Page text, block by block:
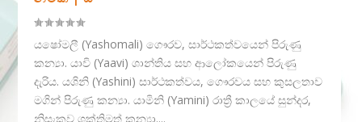
යෂෝමලී (Yashomali) ගෞරව, සාර්ථකත්වයෙන් පිරුණු
කන්‍යා. යාවි (Yaavi) ශාන්තිය සහ ආලෝකයෙන් පිරුණු
දැරිය. යශිනි (Yashini) සාර්ථකත්වය, ගෞරවය සහ කුසලතාව
මගින් පිරුණු කන්‍යා. යාමිනි (Yamini) රාත්‍රී කාලයේ සුන්දර,
නිසැකව ශක්තිමත් කන්‍යා....